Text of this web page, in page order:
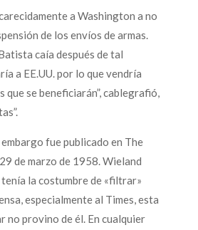
a Washington a no
de los envíos de armas.
caía después de tal
a EE.UU. por lo que vendría
que se beneficiarán”, cablegrafió,
fue publicado en The
de marzo de 1958. Wieland
la costumbre de «filtrar»
especialmente al Times, esta
no provino de él. En cualquier